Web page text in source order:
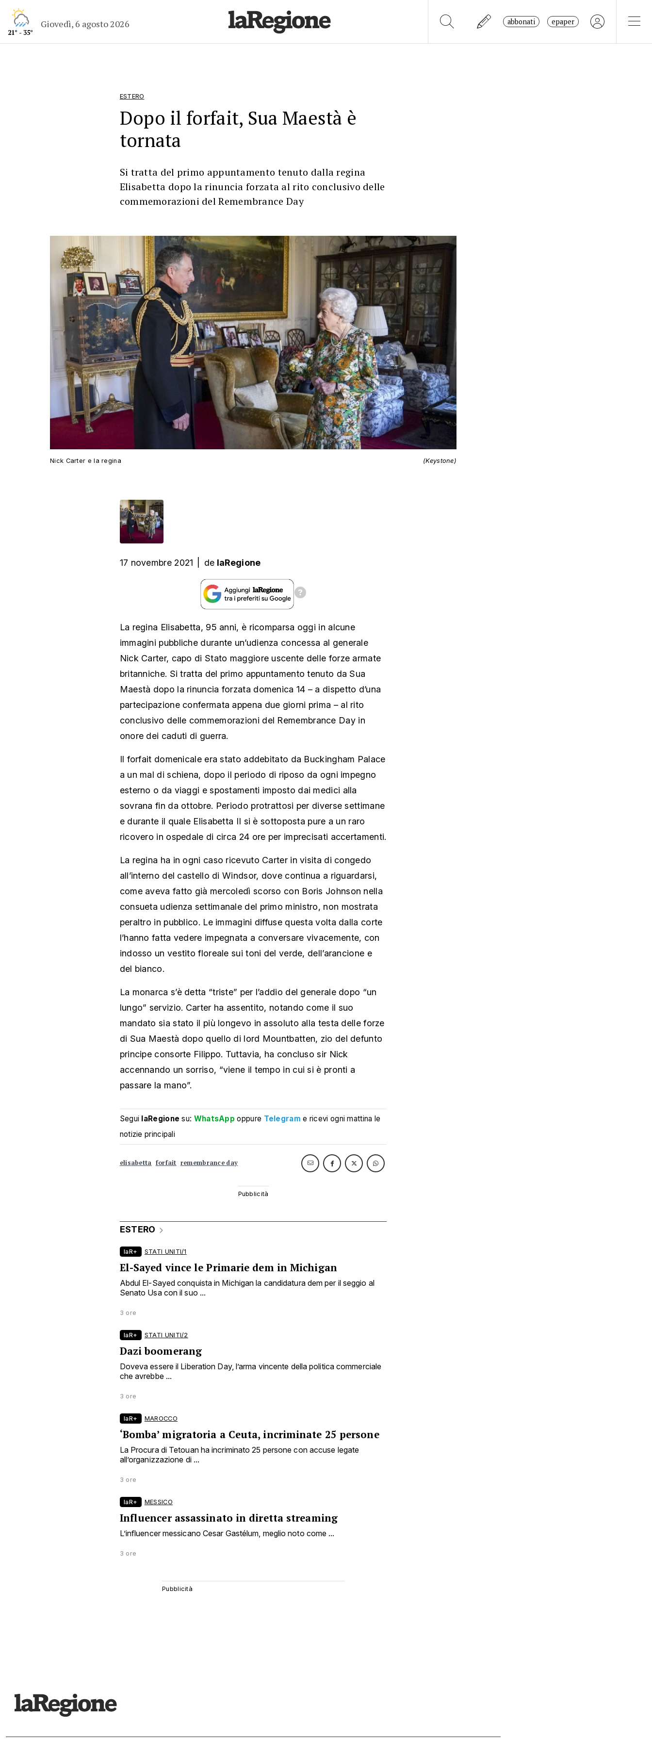
21° - 35°
Giovedì, 6 agosto 2026 abbonati epaper
ESTERO
Dopo il forfait, Sua Maestà è
tornata
Si tratta del primo appuntamento tenuto dalla regina
Elisabetta dopo la rinuncia forzata al rito conclusivo delle
commemorazioni del Remembrance Day
Nick Carter e la regina (Keystone)
17 novembre 2021 de laRegione
La regina Elisabetta, 95 anni, è ricomparsa oggi in alcune
immagini pubbliche durante un’udienza concessa al generale
Nick Carter, capo di Stato maggiore uscente delle forze armate
britanniche. Si tratta del primo appuntamento tenuto da Sua
Maestà dopo la rinuncia forzata domenica 14 – a dispetto d’una
partecipazione confermata appena due giorni prima – al rito
conclusivo delle commemorazioni del Remembrance Day in
onore dei caduti di guerra.
Il forfait domenicale era stato addebitato da Buckingham Palace
a un mal di schiena, dopo il periodo di riposo da ogni impegno
esterno o da viaggi e spostamenti imposto dai medici alla
sovrana fin da ottobre. Periodo protrattosi per diverse settimane
e durante il quale Elisabetta II si è sottoposta pure a un raro
ricovero in ospedale di circa 24 ore per imprecisati accertamenti.
La regina ha in ogni caso ricevuto Carter in visita di congedo
all’interno del castello di Windsor, dove continua a riguardarsi,
come aveva fatto già mercoledì scorso con Boris Johnson nella
consueta udienza settimanale del primo ministro, non mostrata
peraltro in pubblico. Le immagini diffuse questa volta dalla corte
l’hanno fatta vedere impegnata a conversare vivacemente, con
indosso un vestito floreale sui toni del verde, dell’arancione e
del bianco.
La monarca s’è detta “triste” per l’addio del generale dopo “un
lungo” servizio. Carter ha assentito, notando come il suo
mandato sia stato il più longevo in assoluto alla testa delle forze
di Sua Maestà dopo quello di lord Mountbatten, zio del defunto
principe consorte Filippo. Tuttavia, ha concluso sir Nick
accennando un sorriso, “viene il tempo in cui si è pronti a
passare la mano”.
Segui laRegione su: WhatsApp oppure Telegram e ricevi ogni mattina le
notizie principali
elisabetta forfait remembrance day
ESTERO
laR+ STATI UNITI/1
El-Sayed vince le Primarie dem in Michigan
Abdul El-Sayed conquista in Michigan la candidatura dem per il seggio al
Senato Usa con il suo ...
3 ore
laR+ STATI UNITI/2
Dazi boomerang
Doveva essere il Liberation Day, l’arma vincente della politica commerciale
che avrebbe ...
3 ore
laR+ MAROCCO
‘Bomba’ migratoria a Ceuta, incriminate 25 persone
La Procura di Tetouan ha incriminato 25 persone con accuse legate
all’organizzazione di ...
3 ore
laR+ MESSICO
Influencer assassinato in diretta streaming
L’influencer messicano Cesar Gastélum, meglio noto come ...
3 ore